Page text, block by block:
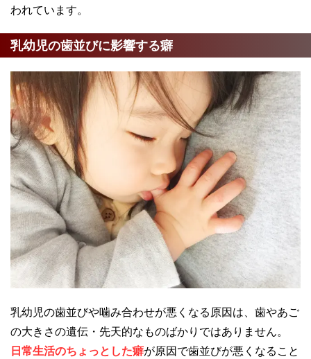
われています。
乳幼児の歯並びに影響する癖
乳幼児の歯並びや噛み合わせが悪くなる原因は、歯やあご
の大きさの遺伝・先天的なものばかりではありません。
日常生活のちょっとした癖が原因で歯並びが悪くなること